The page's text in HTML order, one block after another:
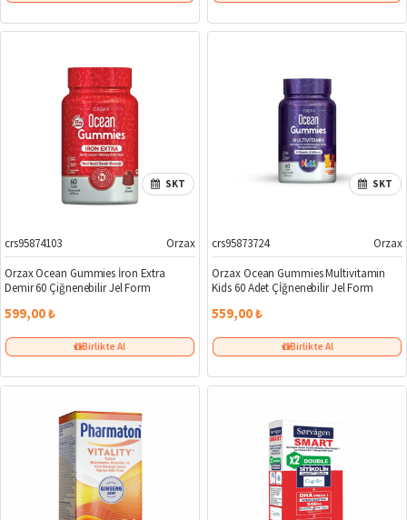
SKT
crs95874103
Orzax
Orzax Ocean Gummies İron Extra
Demir 60 Çiğnenebilir Jel Form
599,00 ₺
Birlikte Al
SKT
crs95873724
Orzax
Orzax Ocean Gummies Multivitamin
Kids 60 Adet Çİğnenebilir Jel Form
559,00 ₺
Birlikte Al